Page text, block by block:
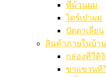
ที่ม้วนผม
ไดร์เป่าผม
ปัตตาเลี่ยน
สินค้าภายในบ้า
กล่องทีวีดิ
ขาแขวนที